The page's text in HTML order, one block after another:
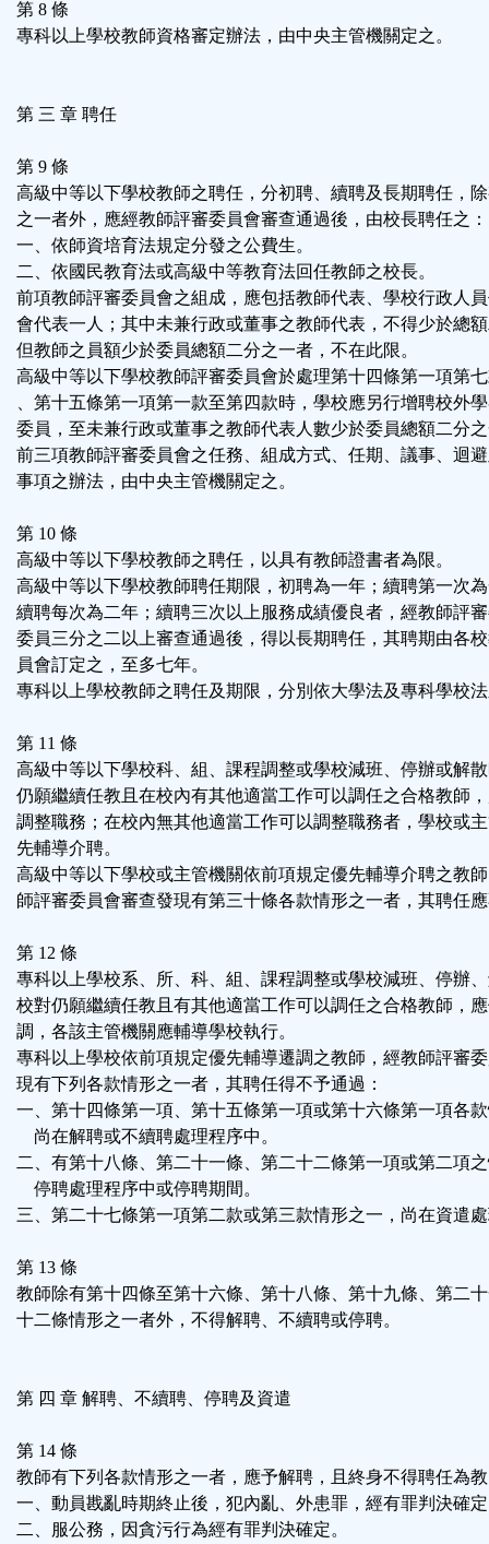
第 8 條
專科以上學校教師資格審定辦法，由中央主管機關定之。
第 三 章 聘任
第 9 條
高級中等以下學校教師之聘任，分初聘、續聘及長期聘任，
之一者外，應經教師評審委員會審查通過後，由校長聘任之：
一、依師資培育法規定分發之公費生。
二、依國民教育法或高級中等教育法回任教師之校長。
前項教師評審委員會之組成，應包括教師代表、學校行政人
會代表一人；其中未兼行政或董事之教師代表，不得少於總
但教師之員額少於委員總額二分之一者，不在此限。
高級中等以下學校教師評審委員會於處理第十四條第一項第
、第十五條第一項第一款至第四款時，學校應另行增聘校外
委員，至未兼行政或董事之教師代表人數少於委員總額二分
前三項教師評審委員會之任務、組成方式、任期、議事、迴
事項之辦法，由中央主管機關定之。
第 10 條
高級中等以下學校教師之聘任，以具有教師證書者為限。
高級中等以下學校教師聘任期限，初聘為一年；續聘第一次
續聘每次為二年；續聘三次以上服務成績優良者，經教師評
委員三分之二以上審查通過後，得以長期聘任，其聘期由各
員會訂定之，至多七年。
專科以上學校教師之聘任及期限，分別依大學法及專科學校
第 11 條
高級中等以下學校科、組、課程調整或學校減班、停辦或解
仍願繼續任教且在校內有其他適當工作可以調任之合格教師
調整職務；在校內無其他適當工作可以調整職務者，學校或
先輔導介聘。
高級中等以下學校或主管機關依前項規定優先輔導介聘之教
師評審委員會審查發現有第三十條各款情形之一者，其聘任
第 12 條
專科以上學校系、所、科、組、課程調整或學校減班、停辦
校對仍願繼續任教且有其他適當工作可以調任之合格教師，
調，各該主管機關應輔導學校執行。
專科以上學校依前項規定優先輔導遷調之教師，經教師評審
現有下列各款情形之一者，其聘任得不予通過：
一、第十四條第一項、第十五條第一項或第十六條第一項各
尚在解聘或不續聘處理程序中。
二、有第十八條、第二十一條、第二十二條第一項或第二項
停聘處理程序中或停聘期間。
三、第二十七條第一項第二款或第三款情形之一，尚在資遣
第 13 條
教師除有第十四條至第十六條、第十八條、第十九條、第二
十二條情形之一者外，不得解聘、不續聘或停聘。
第 四 章 解聘、不續聘、停聘及資遣
第 14 條
教師有下列各款情形之一者，應予解聘，且終身不得聘任為
一、動員戡亂時期終止後，犯內亂、外患罪，經有罪判決確
二、服公務，因貪污行為經有罪判決確定。